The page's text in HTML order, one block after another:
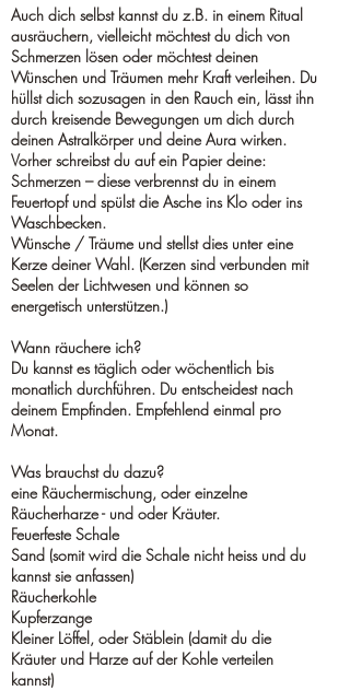
Auch dich selbst kannst du z.B. in einem Ritual
ausräuchern, vielleicht möchtest du dich von
Schmerzen lösen oder möchtest deinen
Wünschen und Träumen mehr Kraft verleihen. Du
hüllst dich sozusagen in den Rauch ein, lässt ihn
durch kreisende Bewegungen um dich durch
deinen Astralkörper und deine Aura wirken.
Vorher schreibst du auf ein Papier deine:
Schmerzen – diese verbrennst du in einem
Feuertopf und spülst die Asche ins Klo oder ins
Waschbecken.
Wünsche / Träume und stellst dies unter eine
Kerze deiner Wahl. (Kerzen sind verbunden mit
Seelen der Lichtwesen und können so
energetisch unterstützen.)
Wann räuchere ich?
Du kannst es täglich oder wöchentlich bis
monatlich durchführen. Du entscheidest nach
deinem Empfinden. Empfehlend einmal pro
Monat.
Was brauchst du dazu?
eine Räuchermischung, oder einzelne
Räucherharze - und oder Kräuter.
Feuerfeste Schale
Sand (somit wird die Schale nicht heiss und du
kannst sie anfassen)
Räucherkohle
Kupferzange
Kleiner Löffel, oder Stäblein (damit du die
Kräuter und Harze auf der Kohle verteilen
kannst)